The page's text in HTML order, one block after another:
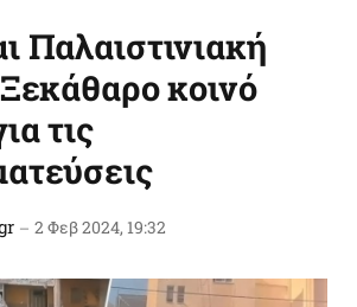
Παλαιστινιακή
κοινό
τις
2 Φεβ 2024, 19:32